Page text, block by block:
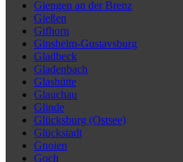
Giengen an der Brenz
Gießen
Gifhorn
Ginsheim-Gustavsburg
Gladbeck
Gladenbach
Glashütte
Glauchau
Glinde
Glücksburg (Ostsee)
Glückstadt
Gnoien
Goch